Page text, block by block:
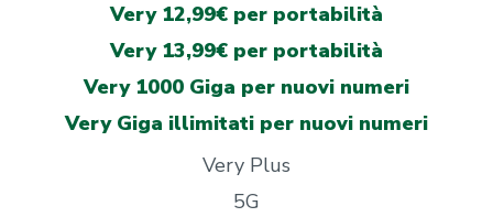
Very 12,99€ per portabilità
Very 13,99€ per portabilità
Very 1000 Giga per nuovi numeri
Very Giga illimitati per nuovi numeri
Very Plus
5G